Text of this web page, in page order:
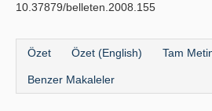
10.37879/belleten.2008.155
Özet Özet (English) Tam
Benzer Makaleler